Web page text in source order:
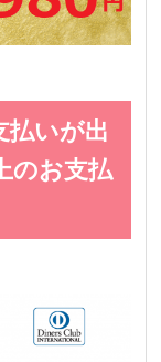
払いが出
のお支払